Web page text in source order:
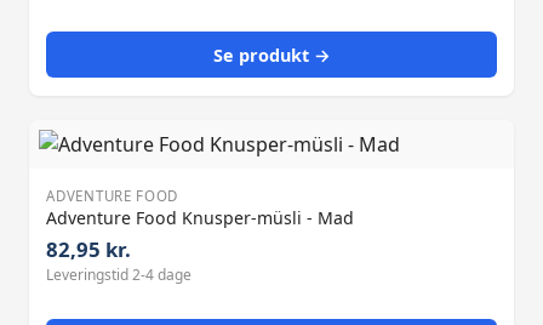
Se produkt →
ADVENTURE FOOD
Adventure Food Knusper-müsli - Mad
82,95 kr.
Leveringstid 2-4 dage